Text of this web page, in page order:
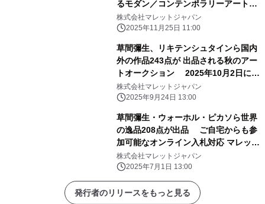
るモダン／コンテンポラリーアートオ
ークション 2025年12月4日に東京都
半蔵門で開催
株式会社マレットジャパン
2025年11月25日 11:00
草間彌生、リキテンシュタインら国内
外の作品243点が 出品される秋のアー
トオークション 2025年10月2日に東
京都半蔵門で開催
株式会社マレットジャパン
2025年9月24日 13:00
草間彌生・ウォーホル・ピカソら世界
の逸品208点が出品 ご自宅からも参
加可能なオンライン入札対応 マレット
ジャパンアートオークション 2025年7
月17日に東京都半蔵門で開催
株式会社マレットジャパン
2025年7月1日 13:00
発行者のリリースをもっと見る